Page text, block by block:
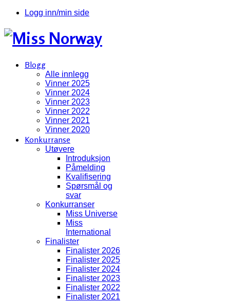
Logg inn/min side
Blogg
Alle innlegg
Vinner 2025
Vinner 2024
Vinner 2023
Vinner 2022
Vinner 2021
Vinner 2020
Konkurranse
Utøvere
Introduksjon
Påmelding
Kvalifisering
Spørsmål og
svar
Konkurranser
Miss Universe
Miss
International
Finalister
Finalister 2026
Finalister 2025
Finalister 2024
Finalister 2023
Finalister 2022
Finalister 2021